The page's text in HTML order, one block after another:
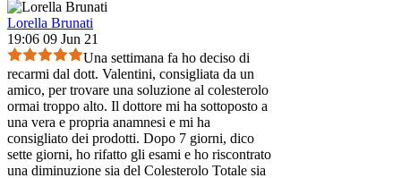
Lorella Brunati
19:06 09 Jun 21
Una settimana fa ho deciso di
recarmi dal dott. Valentini, consigliata da un
amico, per trovare una soluzione al colesterolo
ormai troppo alto. Il dottore mi ha sottoposto a
una vera e propria anamnesi e mi ha
consigliato dei prodotti. Dopo 7 giorni, dico
sette giorni, ho rifatto gli esami e ho riscontrato
una diminuzione sia del Colesterolo Totale sia